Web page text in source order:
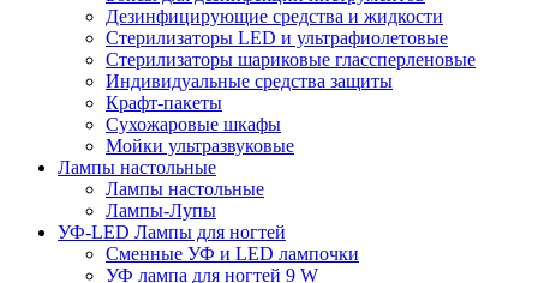
Дезинфицирующие средства и жидкости
Стерилизаторы LED и ультрафиолетовые
Стерилизаторы шариковые глассперленовые
Индивидуальные средства защиты
Крафт-пакеты
Сухожаровые шкафы
Мойки ультразвуковые
Лампы настольные
Лампы настольные
Лампы-Лупы
УФ-LED Лампы для ногтей
Сменные УФ и LED лампочки
УФ лампа для ногтей 9 W